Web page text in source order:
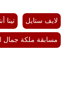
لايف ستايل تينا
مسابقة ملكة جمال